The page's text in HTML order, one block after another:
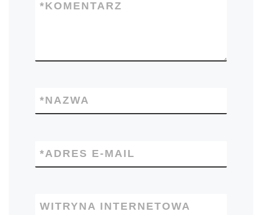
KOMENTARZ
*
NAZWA
*
ADRES E-MAIL
*
WITRYNA INTERNETOWA